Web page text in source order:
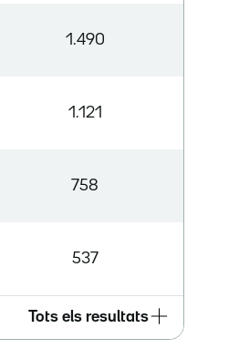
1.490
1.121
758
537
Tots els resultats